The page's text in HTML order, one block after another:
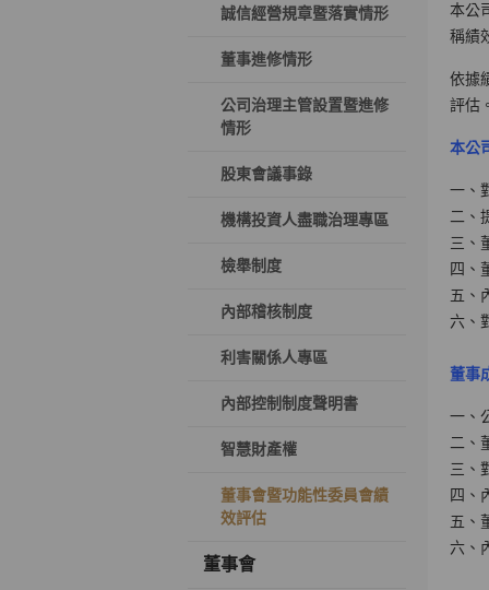
誠信經營規章暨落實情形
董事進修情形
公司治理主管設置暨進修
情形
股東會議事錄
機構投資人盡職治理專區
檢舉制度
內部稽核制度
利害關係人專區
內部控制制度聲明書
智慧財產權
董事會暨功能性委員會績
效評估
董事會
本公
稱績
依據
評估
本公
一、
二、
三、
四、
五、
六、
董事
一、
二、
三、
四、
五、
六、